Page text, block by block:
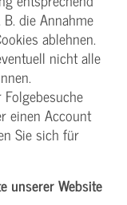
die Annahme
ablehnen.
nicht alle
einen Account
Sie sich für
unserer Website